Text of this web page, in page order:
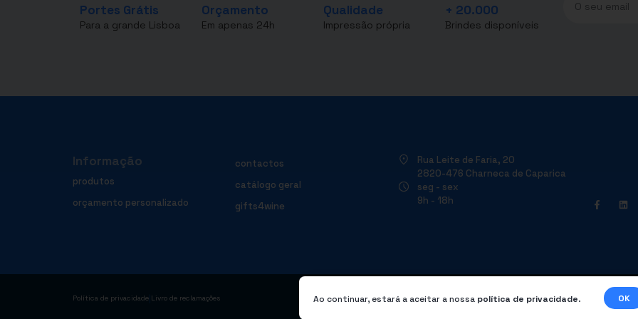
Portes Grátis
Para a grande Lisboa
Orçamento
Em apenas 24h
Qualidade
Impressão própria
+ 20.000
Brindes disponíveis
Informação
produtos
orçamento personalizado
contactos
catálogo geral
gifts4wine
Rua Leite de Faria, 20
2820-476 Charneca de Caparica
seg - sex
9h - 18h
Política de privacidade Livro de reclamações Ao continuar, estará a aceitar a nossa política de privacidade. OK